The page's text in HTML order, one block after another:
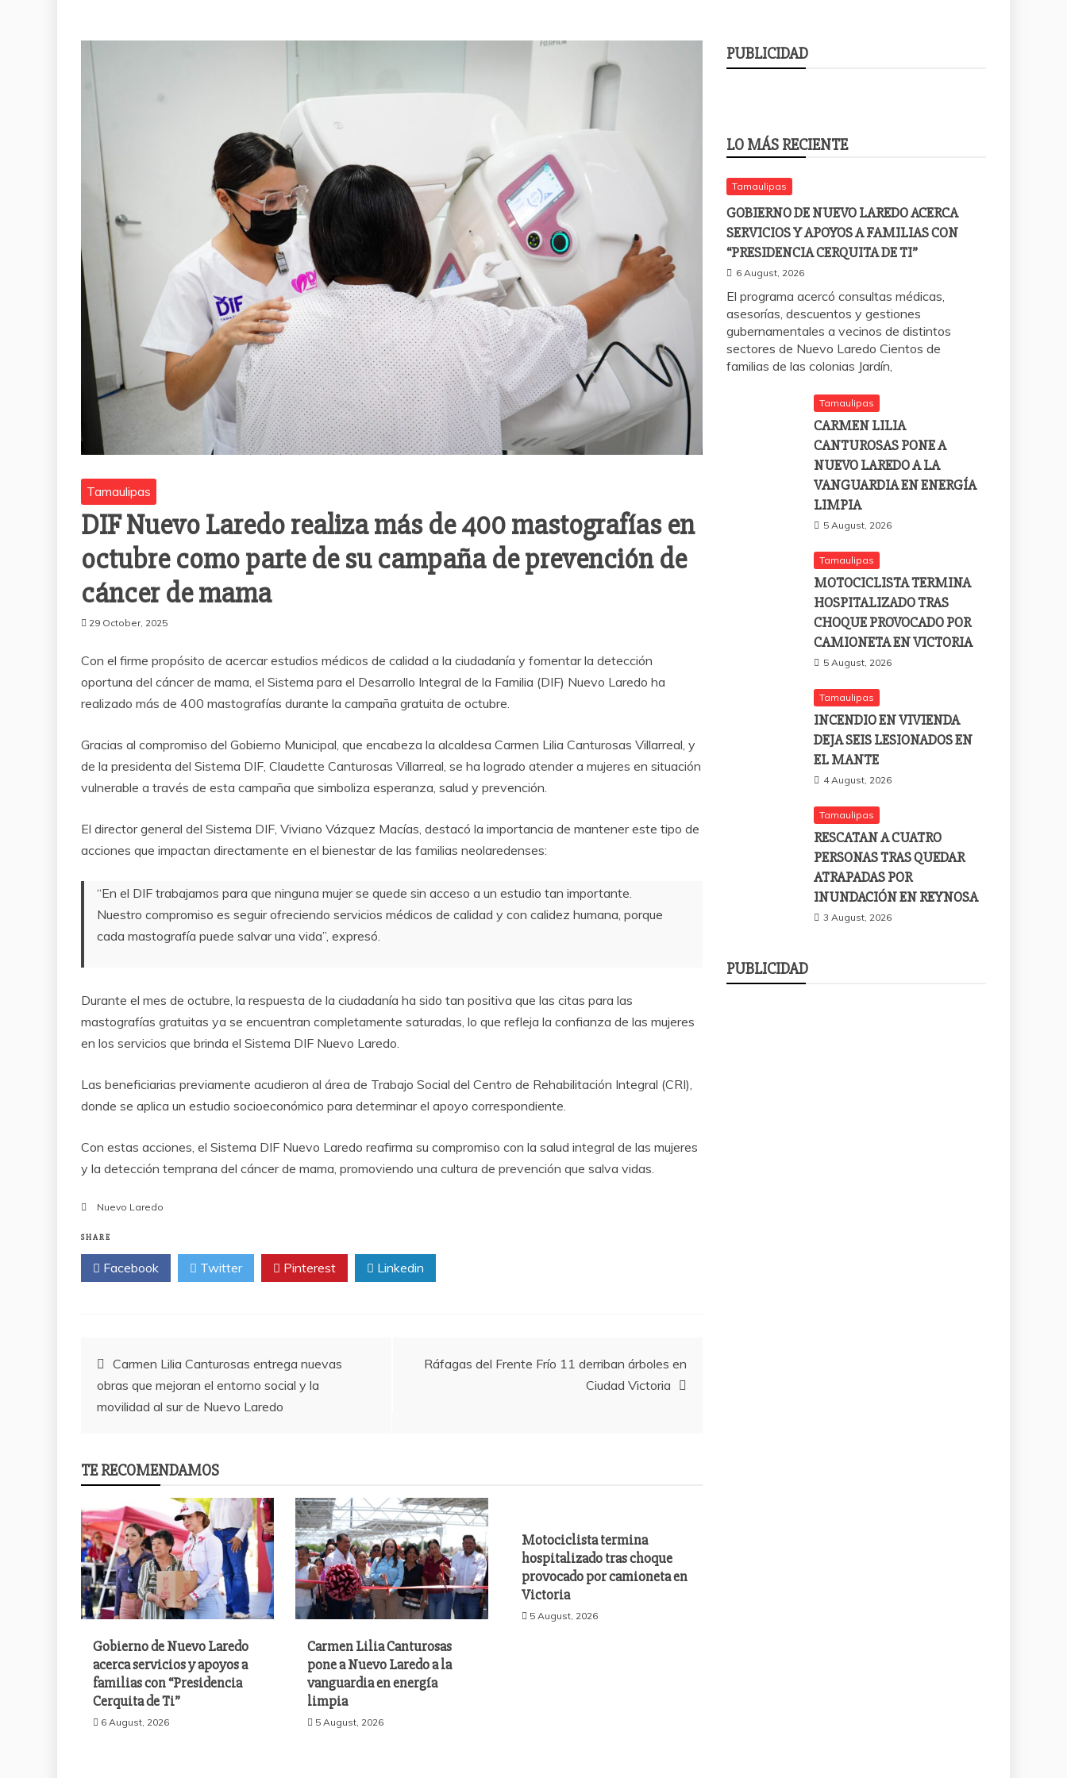
Tamaulipas
DIF Nuevo Laredo realiza más de 400 mastografías en
octubre como parte de su campaña de prevención de
cáncer de mama
29 October, 2025
Con el firme propósito de acercar estudios médicos de calidad a la ciudadanía y fomentar la detección
oportuna del cáncer de mama, el Sistema para el Desarrollo Integral de la Familia (DIF) Nuevo Laredo ha
realizado más de 400 mastografías durante la campaña gratuita de octubre.
Gracias al compromiso del Gobierno Municipal, que encabeza la alcaldesa Carmen Lilia Canturosas Villarreal, y
de la presidenta del Sistema DIF, Claudette Canturosas Villarreal, se ha logrado atender a mujeres en situación
vulnerable a través de esta campaña que simboliza esperanza, salud y prevención.
El director general del Sistema DIF, Viviano Vázquez Macías, destacó la importancia de mantener este tipo de
acciones que impactan directamente en el bienestar de las familias neolaredenses:
“En el DIF trabajamos para que ninguna mujer se quede sin acceso a un estudio tan importante.
Nuestro compromiso es seguir ofreciendo servicios médicos de calidad y con calidez humana, porque
cada mastografía puede salvar una vida”, expresó.
Durante el mes de octubre, la respuesta de la ciudadanía ha sido tan positiva que las citas para las
mastografías gratuitas ya se encuentran completamente saturadas, lo que refleja la confianza de las mujeres
en los servicios que brinda el Sistema DIF Nuevo Laredo.
Las beneficiarias previamente acudieron al área de Trabajo Social del Centro de Rehabilitación Integral (CRI),
donde se aplica un estudio socioeconómico para determinar el apoyo correspondiente.
Con estas acciones, el Sistema DIF Nuevo Laredo reafirma su compromiso con la salud integral de las mujeres
y la detección temprana del cáncer de mama, promoviendo una cultura de prevención que salva vidas.
Nuevo Laredo
SHARE
Facebook Twitter Pinterest Linkedin
Post
navigation
Carmen Lilia Canturosas entrega nuevas
obras que mejoran el entorno social y la
movilidad al sur de Nuevo Laredo
Ráfagas del Frente Frío 11 derriban árboles en
Ciudad Victoria
TE RECOMENDAMOS
Gobierno de Nuevo Laredo
acerca servicios y apoyos a
familias con “Presidencia
Cerquita de Ti”
6 August, 2026
Carmen Lilia Canturosas
pone a Nuevo Laredo a la
vanguardia en energía
limpia
5 August, 2026
Motociclista termina
hospitalizado tras choque
provocado por camioneta en
Victoria
5 August, 2026
PUBLICIDAD
LO MÁS RECIENTE
Tamaulipas
GOBIERNO DE NUEVO LAREDO ACERCA
SERVICIOS Y APOYOS A FAMILIAS CON
“PRESIDENCIA CERQUITA DE TI”
6 August, 2026
El programa acercó consultas médicas,
asesorías, descuentos y gestiones
gubernamentales a vecinos de distintos
sectores de Nuevo Laredo Cientos de
familias de las colonias Jardín,
Tamaulipas
CARMEN LILIA
CANTUROSAS PONE A
NUEVO LAREDO A LA
VANGUARDIA EN ENERGÍA
LIMPIA
5 August, 2026
Tamaulipas
MOTOCICLISTA TERMINA
HOSPITALIZADO TRAS
CHOQUE PROVOCADO POR
CAMIONETA EN VICTORIA
5 August, 2026
Tamaulipas
INCENDIO EN VIVIENDA
DEJA SEIS LESIONADOS EN
EL MANTE
4 August, 2026
Tamaulipas
RESCATAN A CUATRO
PERSONAS TRAS QUEDAR
ATRAPADAS POR
INUNDACIÓN EN REYNOSA
3 August, 2026
PUBLICIDAD